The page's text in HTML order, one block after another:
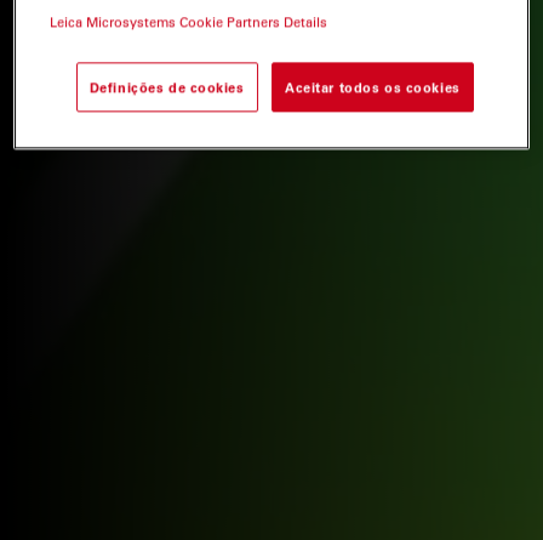
Leica Microsystems Cookie Partners Details
Definições de cookies Aceitar todos os cookies